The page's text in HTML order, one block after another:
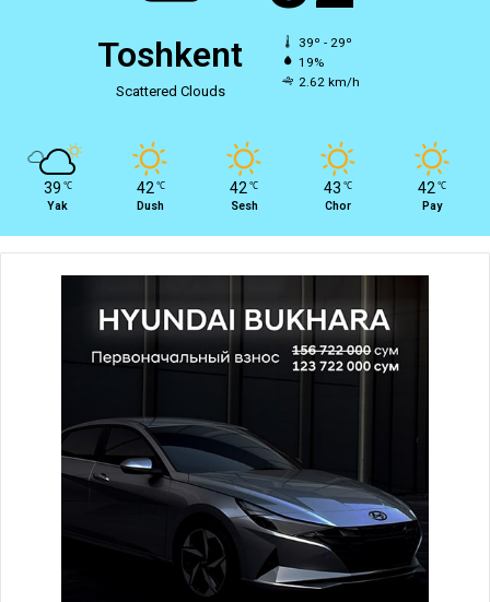
Toshkent
Scattered Clouds
39º - 29º
19%
2.62 km/h
39 ℃
Yak
42 ℃
Dush
42 ℃
Sesh
43 ℃
Chor
42 ℃
Pay